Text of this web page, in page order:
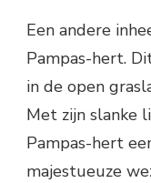
Een andere
Pampas-hert.
in de open
Met zijn slanke
Pampas-hert
majestueuze